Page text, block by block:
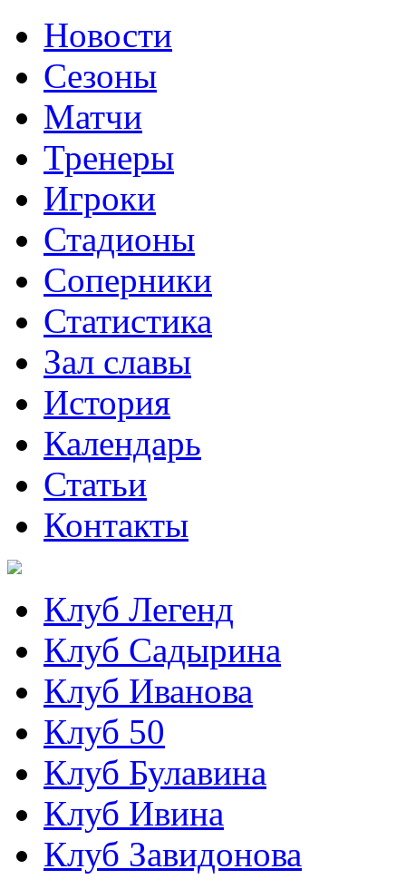
Новости
Сезоны
Матчи
Тренеры
Игроки
Стадионы
Соперники
Статистика
Зал славы
История
Календарь
Статьи
Контакты
Клуб Легенд
Клуб Садырина
Клуб Иванова
Клуб 50
Клуб Булавина
Клуб Ивина
Клуб Завидонова